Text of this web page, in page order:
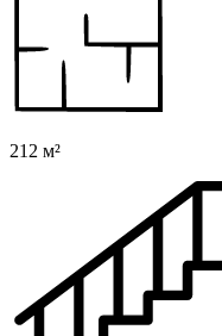
212 м²